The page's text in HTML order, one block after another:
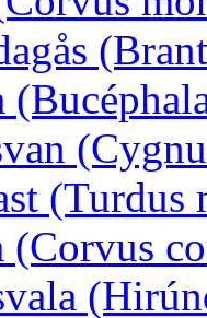
(Turdus
(Corvus